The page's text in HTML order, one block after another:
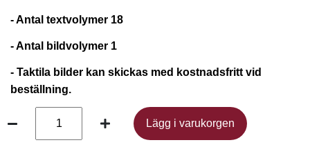
- Antal textvolymer 18
- Antal bildvolymer 1
- Taktila bilder kan skickas med kostnadsfritt vid
beställning.
Lägg i varukorgen
Lägg i varukorgen